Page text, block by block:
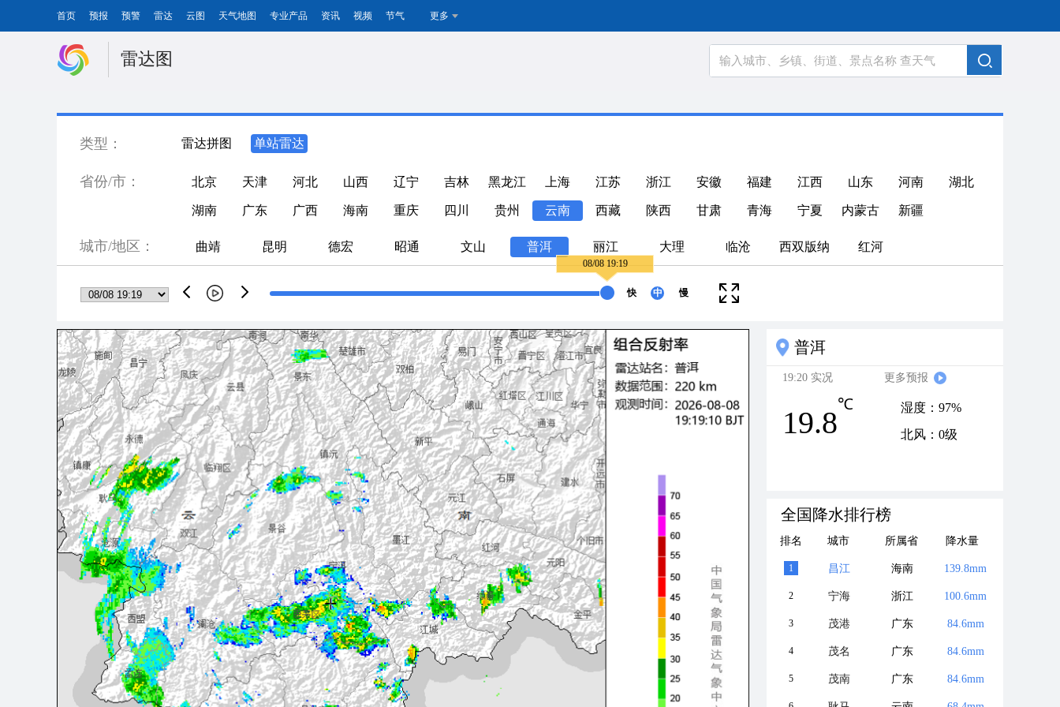
首页 预报 预警 雷达 云图 天气地图 专业产品 资讯 视频 节气 更多
雷达图
类型： 雷达拼图 单站雷达
省份/市： 北京 天津 河北 山西 辽宁 吉林 黑龙江 上海 江苏 浙江 安徽 福建 江西 山东 河南 湖北
湖南 广东 广西 海南 重庆 四川 贵州 云南 西藏 陕西 甘肃 青海 宁夏 内蒙古 新疆
城市/地区： 曲靖 昆明 德宏 昭通 文山 普洱 丽江 大理 临沧 西双版纳 红河
08/08 19:19
普洱
19:20 实况 更多预报
19.8
℃
湿度：97%
北风：0级
全国降水排行榜
排名 城市 所属省 降水量
1 昌江 海南 139.8mm
2 宁海 浙江 100.6mm
3 茂港 广东 84.6mm
4 茂名 广东 84.6mm
5 茂南 广东 84.6mm